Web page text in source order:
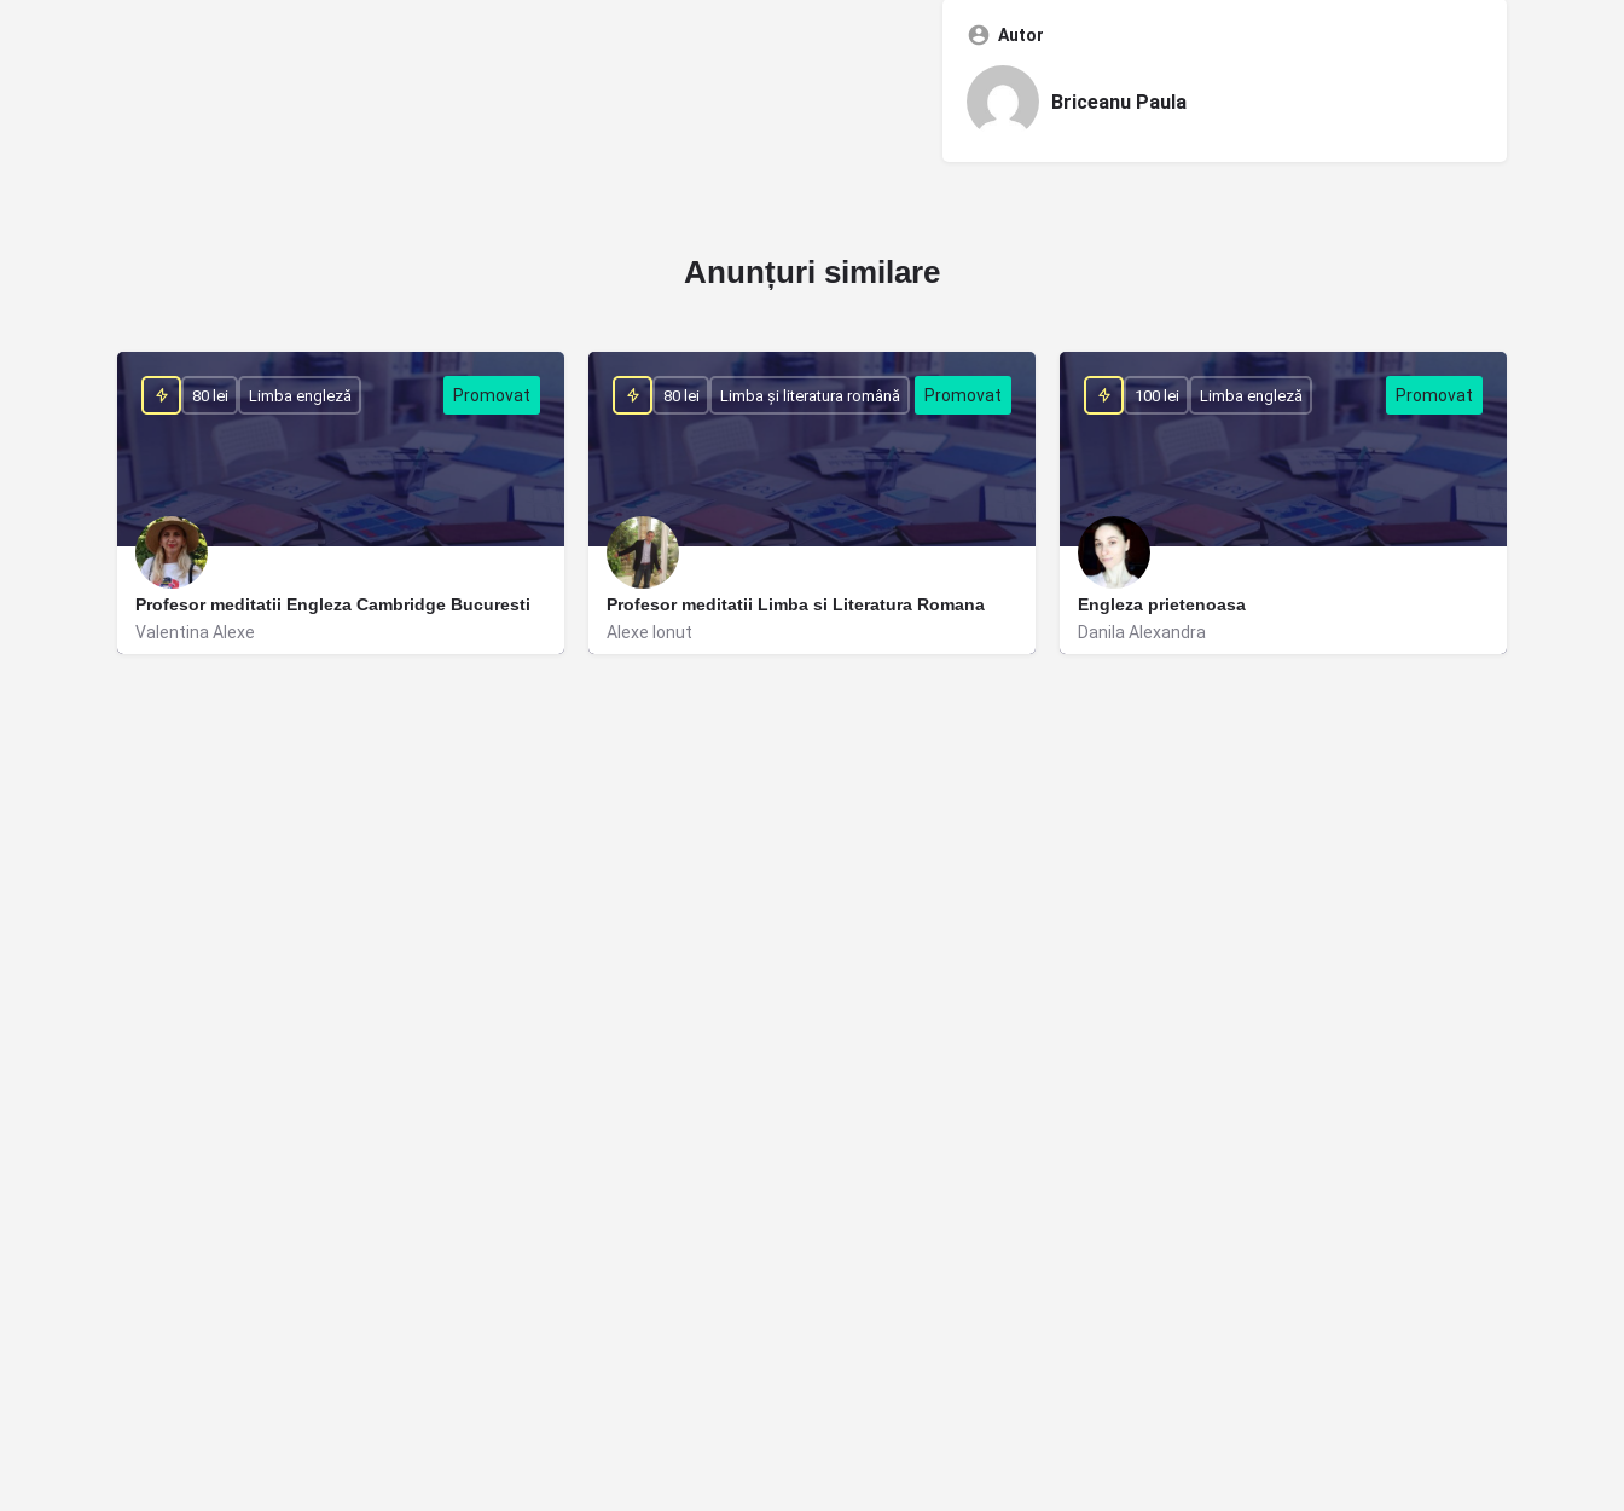
Autor
Briceanu Paula
Anunțuri similare
Profesor meditatii Engleza Cambridge Bucuresti
Valentina Alexe
80 lei Limba engleză
Profesor meditatii Limba si Literatura Romana
Alexe Ionut
80 lei Limba și literatura română
Engleza prietenoasa
Danila Alexandra
100 lei Limba engleză